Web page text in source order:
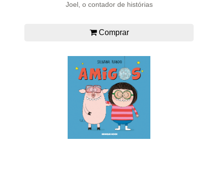
Joel, o contador de histórias
Comprar